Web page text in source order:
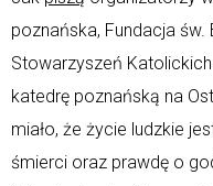
poznańska, Fundacja
Stowarzyszeń
katedrę poznańską na
miało, że życie ludzkie
śmierci oraz prawdę o